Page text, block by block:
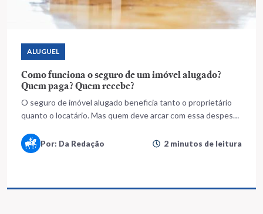
ALUGUEL
Como funciona o seguro de um imóvel alugado?
Quem paga? Quem recebe?
O seguro de imóvel alugado beneficia tanto o proprietário
quanto o locatário. Mas quem deve arcar com essa despesa?
Por: Da Redação 2 minutos de leitura